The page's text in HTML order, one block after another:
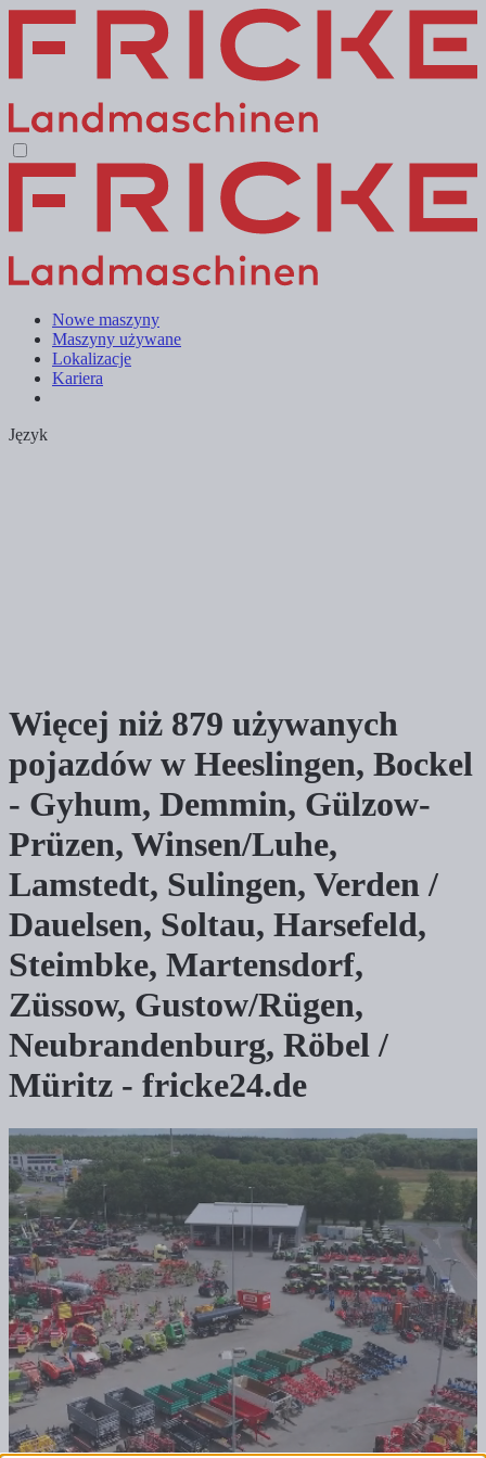
Nowe maszyny
Maszyny używane
Lokalizacje
Kariera
Język
Więcej niż 879 używanych
pojazdów w Heeslingen, Bockel
- Gyhum, Demmin, Gülzow-
Prüzen, Winsen/Luhe,
Lamstedt, Sulingen, Verden /
Dauelsen, Soltau, Harsefeld,
Steimbke, Martensdorf,
Züssow, Gustow/Rügen,
Neubrandenburg, Röbel /
Müritz - fricke24.de